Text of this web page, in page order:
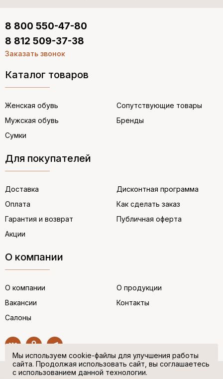
Каталог товаров
Женская обувь
Мужская обувь
Сумки
Сопутствующие товары
Бренды
Для покупателей
Доставка
Оплата
Гарантия и возврат
Акции
Дисконтная программа
Как сделать заказ
Публичная оферта
О компании
О компании
Вакансии
Салоны
О продукции
Контакты
8 800 550-47-80
8 812 509-37-38
Заказать звонок
© “НЕМЕЦКАЯ ОБУВЬ” 2017. Все права защищены.
Мы используем cookie-файлы для улучшения работы
сайта. Продолжая использовать сайт, вы соглашаетесь
с использованием данной технологии.